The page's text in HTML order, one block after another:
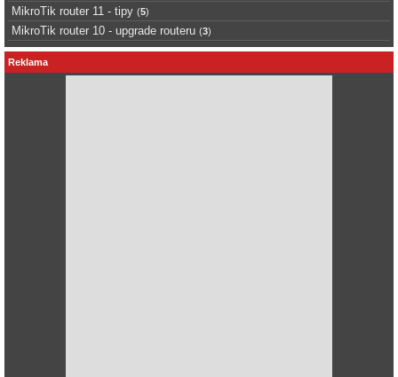
MikroTik router 11 - tipy (5)
MikroTik router 10 - upgrade routeru (3)
Reklama